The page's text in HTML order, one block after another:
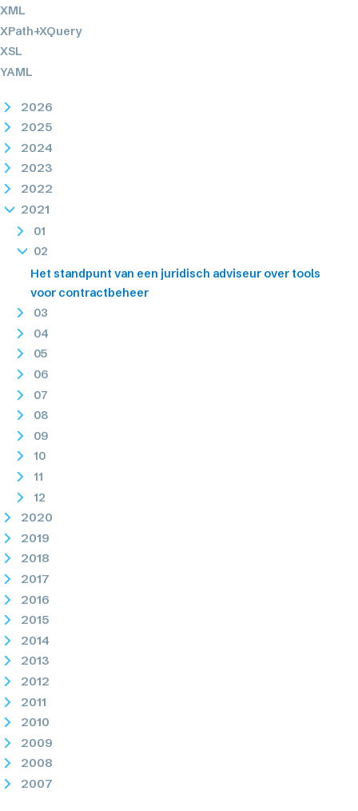
XML
XPath+XQuery
XSL
YAML
2026
2025
2024
2023
2022
2021
01
02
Het standpunt van een juridisch adviseur over tools
voor contractbeheer
03
04
05
06
07
08
09
10
11
12
2020
2019
2018
2017
2016
2015
2014
2013
2012
2011
2010
2009
2008
2007